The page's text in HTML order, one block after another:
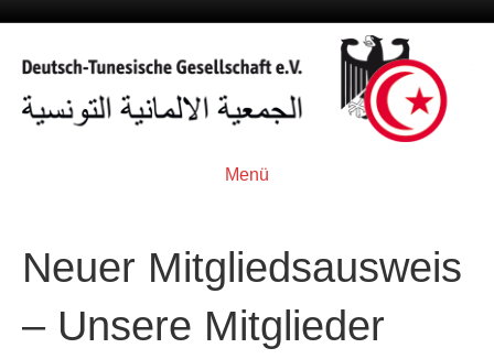
Menü
Neuer Mitgliedsausweis
– Unsere Mitglieder